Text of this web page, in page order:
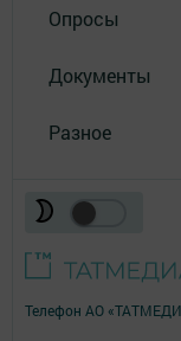
Опросы
Документы
Разное
Телефон АО